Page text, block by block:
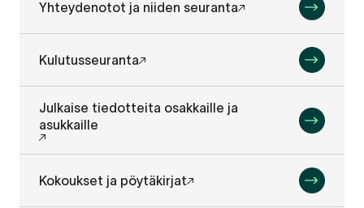
Yhteydenotot ja niiden seuranta
Kulutusseuranta
Julkaise tiedotteita osakkaille ja
asukkaille
Kokoukset ja pöytäkirjat